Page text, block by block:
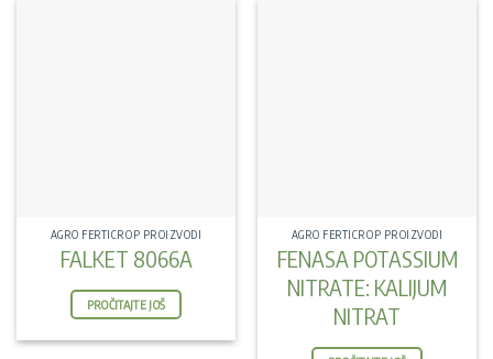
AGRO FERTICROP PROIZVODI
FALKET 8066A
PROČITAJTE JOŠ
AGRO FERTICROP PROIZVODI
FENASA POTASSIUM
NITRATE: KALIJUM
NITRAT